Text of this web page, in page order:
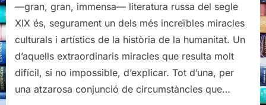
—gran, gran, immensa— literatura russa del segle
XIX és, segurament un dels més increïbles miracles
culturals i artístics de la història de la humanitat. Un
d’aquells extraordinaris miracles que resulta molt
difícil, si no impossible, d’explicar. Tot d’una, per
una atzarosa conjunció de circumstàncies que…